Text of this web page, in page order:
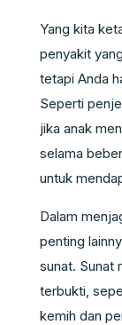
Yang kita
penyakit
tetapi Anda
Seperti
jika anak
selama
untuk
Dalam
penting
sunat. Sunat
terbukti,
kemih dan